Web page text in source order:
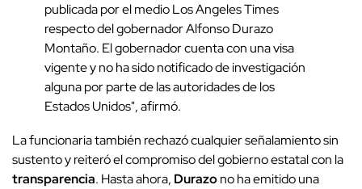
publicada por el medio Los Angeles Times
respecto del gobernador Alfonso Durazo
Montaño. El gobernador cuenta con una visa
vigente y no ha sido notificado de investigación
alguna por parte de las autoridades de los
Estados Unidos", afirmó.
La funcionaria también rechazó cualquier señalamiento sin
sustento y reiteró el compromiso del gobierno estatal con la
transparencia. Hasta ahora, Durazono ha emitido una